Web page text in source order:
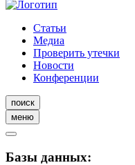
Статьи
Медиа
Проверить утечки
Новости
Конференции
поиск
меню
Базы данных: